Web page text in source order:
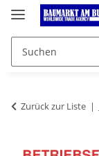
Zurück zur Liste